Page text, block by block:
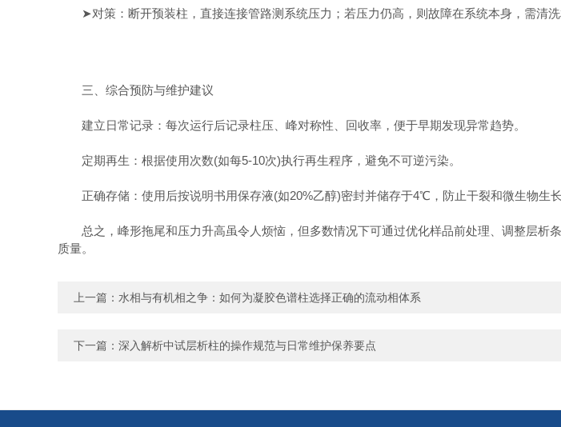
➤对策：断开预装柱，直接连接管路测系统压力；若压力仍高，则故障在系统本身，需清洗
三、综合预防与维护建议
建立日常记录：每次运行后记录柱压、峰对称性、回收率，便于早期发现异常趋势。
定期再生：根据使用次数(如每5-10次)执行再生程序，避免不可逆污染。
正确存储：使用后按说明书用保存液(如20%乙醇)密封并储存于4℃，防止干裂和微生物生长
总之，峰形拖尾和压力升高虽令人烦恼，但多数情况下可通过优化样品前处理、调整层析
质量。
上一篇： 水相与有机相之争：如何为凝胶色谱柱选择正确的流动相体系
下一篇： 深入解析中试层析柱的操作规范与日常维护保养要点